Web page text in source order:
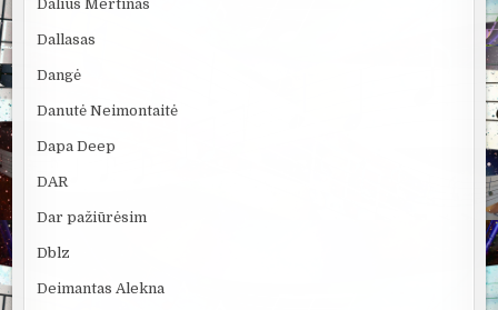
Dalius Mertinas
Dallasas
Dangė
Danutė Neimontaitė
Dapa Deep
DAR
Dar pažiūrėsim
Dblz
Deimantas Alekna